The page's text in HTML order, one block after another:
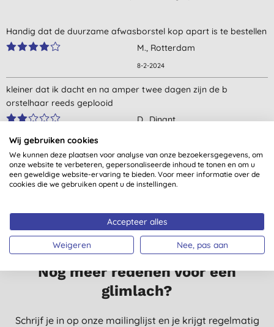
Handig dat de duurzame afwasborstel kop apart is te bestellen
M., Rotterdam
8-2-2024
kleiner dat ik dacht en na amper twee dagen zijn de b
orstelhaar reeds geplooid
D., Dinant
De haren van de borstelkop zijn niet heel erg stevig. Na een
paar keer (zacht) gebruik staan de haren al uit elkaar en is de
borstel plat. Hij is wel universeel qua maat en niet te duur dus
C., Maastricht
9-7-2023
of andere reden breken de haren in het midden snel af. Deze
borstel gaat dus niet lang genoeg mee.
24-6-2023
Alle beoordelingen komen van geverifieerde klanten
gecontacteerd na aankoop.
Nog meer redenen voor een
glimlach?
Schrijf je in op onze mailinglijst en je krijgt regelmatig
Wij gebruiken cookies
We kunnen deze plaatsen voor analyse van onze bezoekersgegevens, om
onze website te verbeteren, gepersonaliseerde inhoud te tonen en om u
een geweldige website-ervaring te bieden. Voor meer informatie over de
cookies die we gebruiken opent u de instellingen.
Accepteer alles
Weigeren Nee, pas aan